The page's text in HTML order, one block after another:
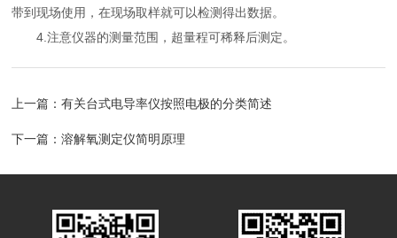
带到现场使用，在现场取样就可以检测得出数据。
4.注意仪器的测量范围，超量程可稀释后测定。
上一篇：有关台式电导率仪按照电极的分类简述
下一篇：溶解氧测定仪简明原理